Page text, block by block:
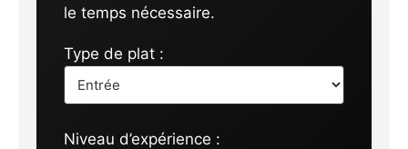
le temps nécessaire.
Type de plat :
Niveau d’expérience :